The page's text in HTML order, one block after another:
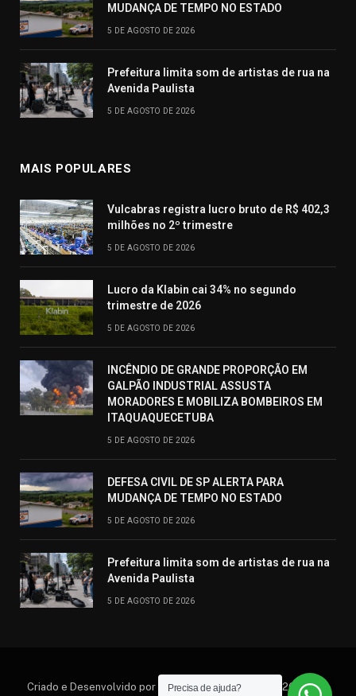
MUDANÇA DE TEMPO NO ESTADO
5 DE AGOSTO DE 2026
Prefeitura limita som de artistas de rua na
Avenida Paulista
5 DE AGOSTO DE 2026
MAIS POPULARES
Vulcabras registra lucro bruto de R$ 402,3
milhões no 2º trimestre
5 DE AGOSTO DE 2026
Lucro da Klabin cai 34% no segundo
trimestre de 2026
5 DE AGOSTO DE 2026
INCÊNDIO DE GRANDE PROPORÇÃO EM
GALPÃO INDUSTRIAL ASSUSTA
MORADORES E MOBILIZA BOMBEIROS EM
ITAQUAQUECETUBA
5 DE AGOSTO DE 2026
DEFESA CIVIL DE SP ALERTA PARA
MUDANÇA DE TEMPO NO ESTADO
5 DE AGOSTO DE 2026
Prefeitura limita som de artistas de rua na
Avenida Paulista
5 DE AGOSTO DE 2026
Criado e Desenvolvido por Hosting Prime Brasil © 2026 Todos
Precisa de ajuda?